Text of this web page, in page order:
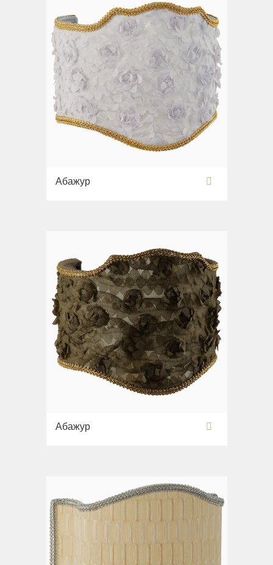
Абажур
Абажур